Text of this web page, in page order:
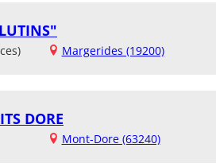
Margerides (19200)
DORE
Mont-Dore (63240)